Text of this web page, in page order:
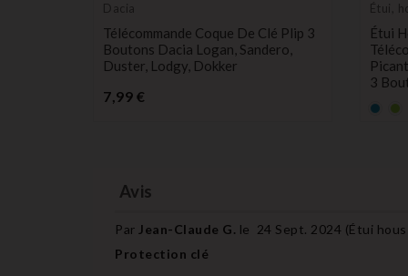
Dacia
Télécommande Coque De Clé Plip 3
Boutons Dacia Logan, Sandero,
Duster, Lodgy, Dokker
7,99 €
Étui,
Étui
3
Bleu
Avis
Par Jean-Claude G. le 24 Sept. 2024 (Étui
Protection clé